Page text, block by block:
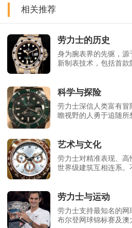
相关推荐
劳力士的历史
身为腕表界的先驱，源
新制表技术，包括首款
科学与探险
劳力士深信人类富有
瞻视野的人勇于追随所
艺术与文化
劳力士对精准表现、
世界级建筑互相连系。
劳力士与运动
劳力士支持最知名的
布尔登网球锦标赛及澳